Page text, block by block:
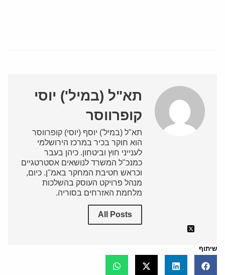
תא"ל (במיל') יוסי
קופרווסר
תא"ל (במיל') יוסף (יוסי) קופרווסר
הוא חוקר בכיר במרכז הירושלמי
לענייני חוץ וביטחון. כיהן בעבר
כמנכ"ל המשרד לנושאים אסטרטגיים
וכראש חטיבת המחקר באמ"ן. כיום,
מנהל פרויקט העוסק בהשלכות
מלחמת האזרחים בסוריה.
All Posts
שיתוף